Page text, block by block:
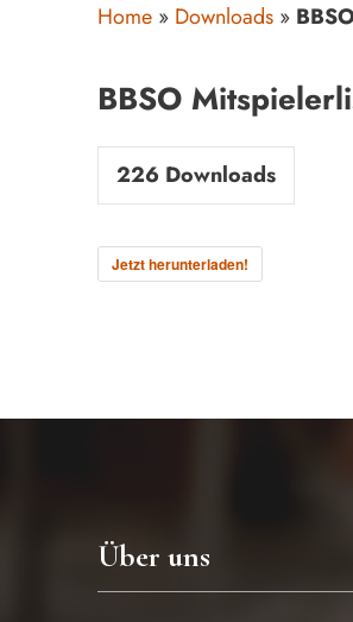
Home » Downloads »
BBSO
226 Downloads
Jetzt herunterladen!
Über uns